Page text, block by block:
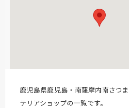
鹿児島県鹿児島・南薩摩内南さつ
テリアショップの一覧です。